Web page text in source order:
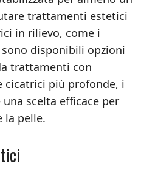
trattamenti estetici
in rilievo, come i
disponibili opzioni
trattamenti con
cicatrici più profonde, i
scelta efficace per
la pelle.